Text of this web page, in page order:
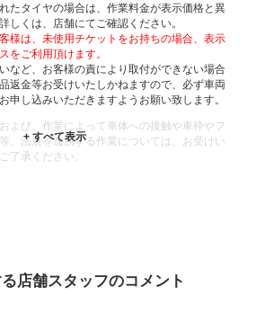
たタイヤの場合は、作業料金が表示価格と異
しくは、店舗にてご確認ください。
様は、未使用チケットをお持ちの場合、表示
をご利用頂けます。
など、お客様の責により取付ができない場合
返金等お受けいたしかねますので、必ず車両
申し込みいただきますようお願い致します。
よび、作業によって車体への接触や車枠やフ
、法規を逸脱する作業については、お受けい
了承ください。
店舗スタッフのコメント